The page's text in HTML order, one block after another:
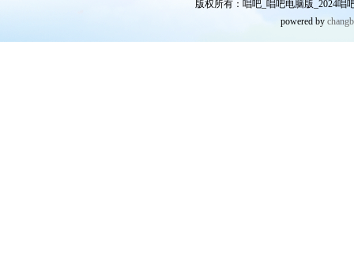
版权所有：唱吧_唱吧电脑版_2024唱
powered by